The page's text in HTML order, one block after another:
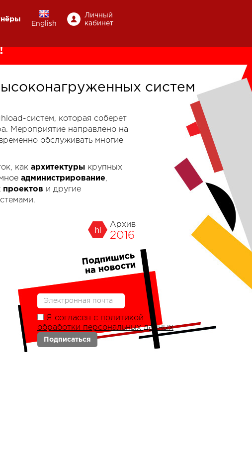
English
Личный
кабинет
систем
систем, которая соберет
Мероприятие направлено на
обслуживать многие
как архитектуры крупных
администрирование,
проектов и другие
Архив
2016
Я согласен с политикой
обработки персональных данных